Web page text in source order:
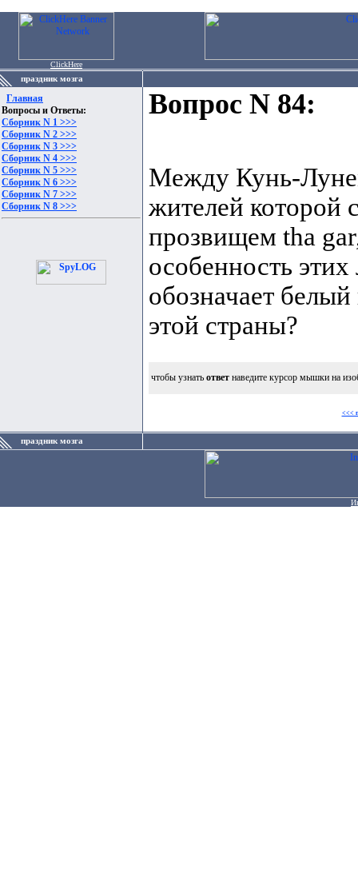
ClickHere
праздник мозга
Главная
Вопросы и Ответы:
Сборник N 1 >>>
Сборник N 2 >>>
Сборник N 3 >>>
Сборник N 4 >>>
Сборник N 5 >>>
Сборник N 6 >>>
Сборник N 7 >>>
Сборник N 8 >>>
Вопрос N 84:
Между Кунь-
жителей которой
прозвищем tha
особенность
обозначает
этой страны?
чтобы узнать ответ наведите курсор мышки на
<<<
праздник мозга